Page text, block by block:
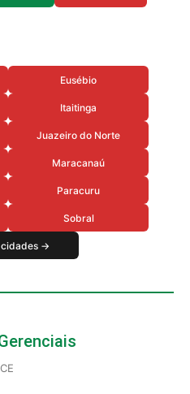
Eusébio
Itaitinga
Juazeiro do Norte
Maracanaú
Paracuru
Sobral
cidades →